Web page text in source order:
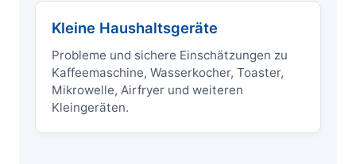
Kleine Haushaltsgeräte
Probleme und sichere Einschätzungen zu
Kaffeemaschine, Wasserkocher, Toaster,
Mikrowelle, Airfryer und weiteren
Kleingeräten.